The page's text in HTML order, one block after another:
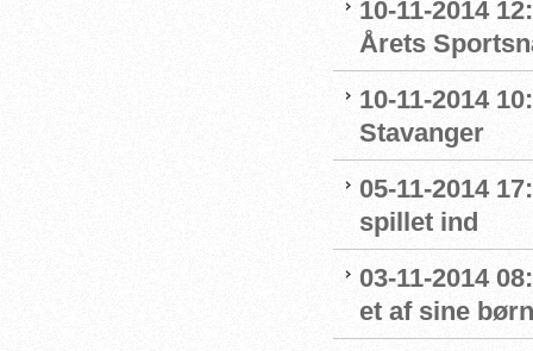
10-11-2014
Årets
10-11-2014
Stavanger
05-11-2014
spillet ind
03-11-2014
et af sine børn